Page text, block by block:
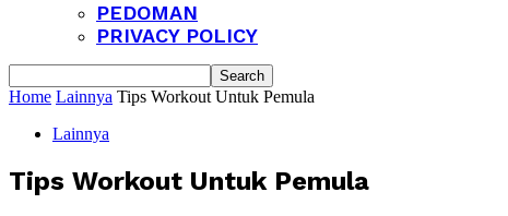
PEDOMAN
PRIVACY POLICY
Home Lainnya Tips Workout Untuk Pemula
Lainnya
Tips Workout Untuk Pemula